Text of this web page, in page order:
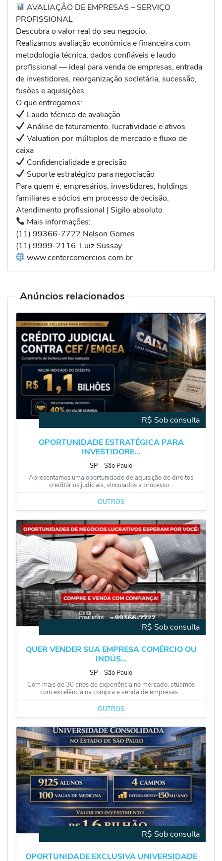
AVALIAÇÃO DE EMPRESAS – SERVIÇO
PROFISSIONAL
Descubra o valor real do seu negócio.
Realizamos avaliação econômica e financeira com
metodologia técnica, dados confiáveis e laudo
profissional — ideal para venda de empresas, entrada
de investidores, reorganização societária, sucessão,
fusões e aquisições.
O que entregamos:
Laudo técnico de avaliação
Análise de faturamento, lucratividade e ativos
Valuation por múltiplos de mercado e fluxo de
caixa
Confidencialidade e precisão
Suporte estratégico para negociação
Para quem é: empresários, investidores, holdings
familiares e sócios em processo de decisão.
Atendimento profissional | Sigilo absoluto
Mais informações:
(11) 99366-7722 Nelson Gomes
(11) 9999-2116. Luiz Sussay
www.centercomercios.com.br
Anúncios relacionados
R$ Sob consulta
OPORTUNIDADE ESTRATÉGICA PARA
INVESTIDORE...
SP ‐ São Paulo
Apresentamos uma oportunidade de aquisição de direitos
creditórios judiciais, vinculados a processo...
OUTROS
R$ Sob consulta
QUER VENDER SUA EMPRESA COMÉRCIO OU
INDÚS...
SP ‐ São Paulo
Com mais de 30 anos de experiência no mercado, atuamos
com excelência na compra e venda de empresas...
OUTROS
R$ Sob consulta
OPORTUNIDADE EXCLUSIVA UNIVERSIDADE